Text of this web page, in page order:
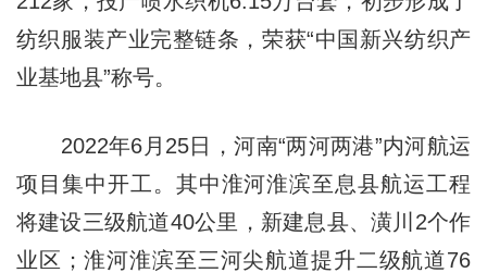
纺织服装产业完整链条，荣获“中国新兴纺织产
业基地县”称号。
2022年6月25日，河南“两河两港”内河航运
项目集中开工。其中淮河淮滨至息县航运工程
将建设三级航道40公里，新建息县、潢川2个作
业区；淮河淮滨至三河尖航道提升二级航道76